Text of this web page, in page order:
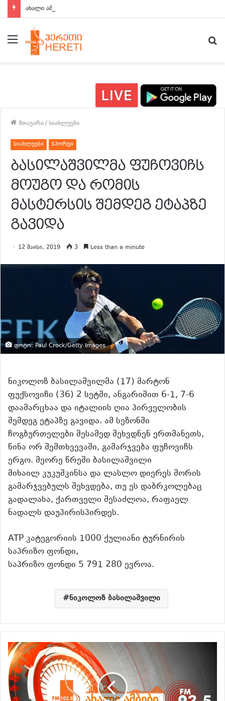
ახალი ამბები 15:00 საათზე
მენიუ
მთავარი/სიახლეები
სიახლეები სპორტი
ბასილაშვილმა ფუჩოვიჩს
მოუგო და რომის
მასტერსის შემდეგ ეტაპზე
გავიდა
12 მაისი, 2019 3 Less than a minute
ფოტო: Paul Crock/Getty Images
ნიკოლოზ ბასილაშვილმა (17) მარტონ
ფუქსოვიჩი (36) 2 სეტში, ანგარიშით 6-1, 7-6
დაამარცხაა და იტალიის ღია პირველობის
შემდეგ ეტაპზე გავიდა. ამ სეზონში
ჩოგბურთელები მესამედ შეხვდნენ ერთმანეთს,
წინა ორ შემთხვევაში, გამარჯვება ფუჩოვიჩს
ერგო. მეორე წრეში ბასილაშვილი
მიხაილ კუკუშკინსა და ლასლო დიერეს შორის
გამარჯვებულს შეხვდება, თუ ეს დაბრკოლებაც
გადალახა, ქართველი შესაძლოა, რაფაელ
ნადალს დაუპირისპირდეს.
ATP კატეგორიის 1000 ქულიანი ტურნირის
საპრიზო ფონდი,
საპრიზო ფონდი 5 791 280 ევროა.
ნიკოლოზ ბასილაშვილი